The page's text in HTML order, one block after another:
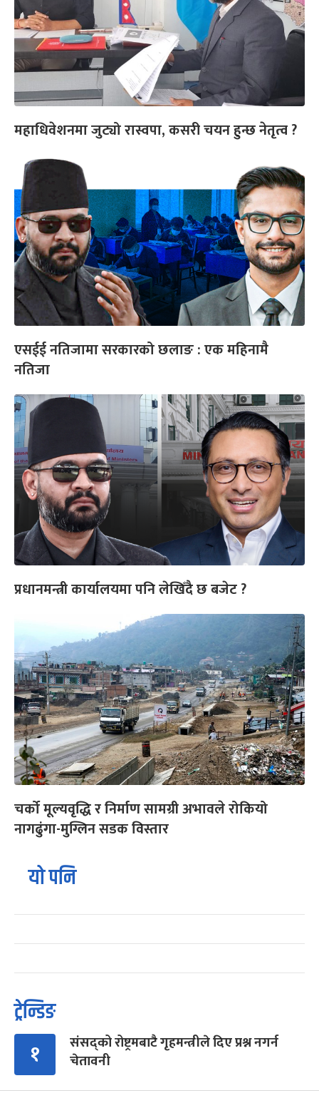
महाधिवेशनमा जुट्यो रास्वपा, कसरी चयन हुन्छ नेतृत्व ?
एसईई नतिजामा सरकारको छलाङ : एक महिनामै
नतिजा
प्रधानमन्त्री कार्यालयमा पनि लेखिँदै छ बजेट ?
चर्को मूल्यवृद्धि र निर्माण सामग्री अभावले रोकियो
नागढुंगा-मुग्लिन सडक विस्तार
यो पनि
ट्रेन्डिङ
१
संसद्को रोष्ट्रमबाटै गृहमन्त्रीले दिए प्रश्न नगर्न
चेतावनी